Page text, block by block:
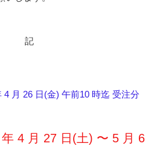
記
4 月 26 日(金) 午前10 時迄 受注分
年 4 月 27 日(土) 〜 5 月 6